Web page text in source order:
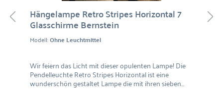
Hängelampe Retro Stripes Horizontal 7
Glasschirme Bernstein
Modell:Ohne Leuchtmittel
Wir feiern das Licht mit dieser opulenten Lampe! Die
Pendelleuchte Retro Stripes Horizontal ist eine
wunderschön gestaltet Lampe die mit ihren sieben